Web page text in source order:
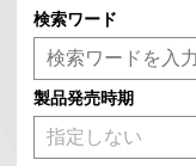
検索ワード
製品発売時期